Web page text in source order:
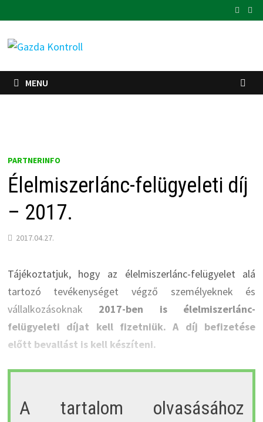
to
content
MENU
PARTNERINFO
Élelmiszerlánc-felügyeleti díj
– 2017.
2017.04.27.
Tájékoztatjuk, hogy az élelmiszerlánc-felügyelet alá
tartozó tevékenységet végző személyeknek és
vállalkozásoknak 2017-ben is élelmiszerlánc-
felügyeleti díjat kell fizetniük. A díj befizetése
előtt bevallást is kell készíteni.
A tartalom olvasásához